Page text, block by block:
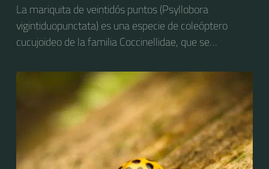
La mariquita de veintidós puntos (Psyllobora
vigintiduopunctata) es una especie de coleóptero
cucujoideo de la familia Coccinellidae, que se